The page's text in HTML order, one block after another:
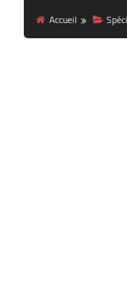
Accueil